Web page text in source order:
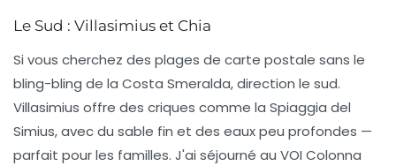
Le Sud : Villasimius et Chia
Si vous cherchez des plages de carte postale sans le
bling-bling de la Costa Smeralda, direction le sud.
Villasimius offre des criques comme la Spiaggia del
Simius, avec du sable fin et des eaux peu profondes —
parfait pour les familles. J'ai séjourné au VOI Colonna